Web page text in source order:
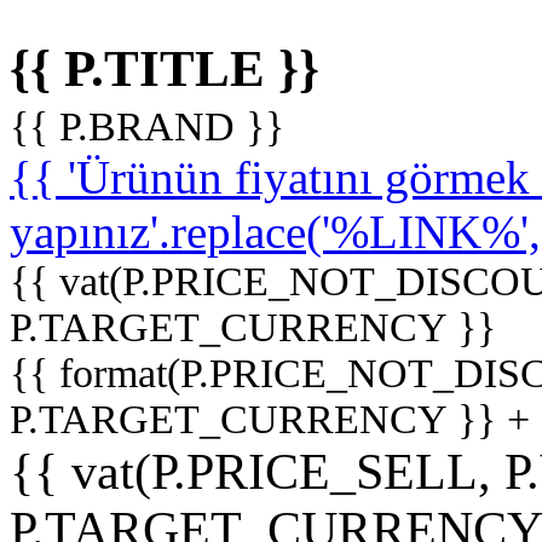
{{ P.TITLE }}
{{ P.BRAND }}
{{ 'Ürünün fiyatını
{{
P.TARGET_CURRENCY }}
{{
P.TARGET_CURRENCY }}
{{ vat(P.PRICE_SELL,